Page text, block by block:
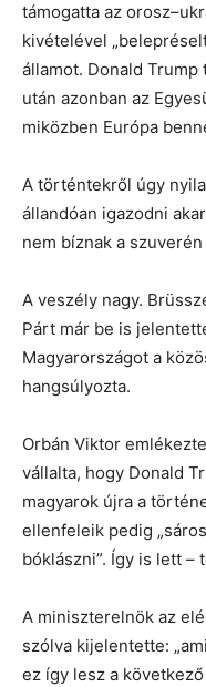
támogatta az
kivételével
államot. Donald Trump
után azonban az
miközben Európa
A történtekről úgy
állandóan igazodni
nem bíznak a
A veszély nagy.
Párt már be is
Magyarországot a
hangsúlyozta.
Orbán Viktor
vállalta, hogy Donald
magyarok újra a
ellenfeleik pedig
bóklászni”. Így is lett –
A miniszterelnök az
szólva kijelentette:
ez így lesz a